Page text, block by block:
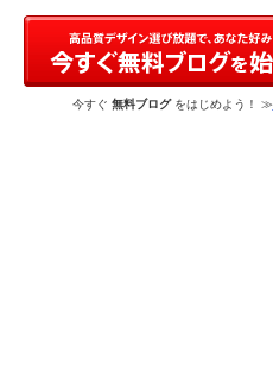
今すぐ 無料ブログをはじめよう！ ≫